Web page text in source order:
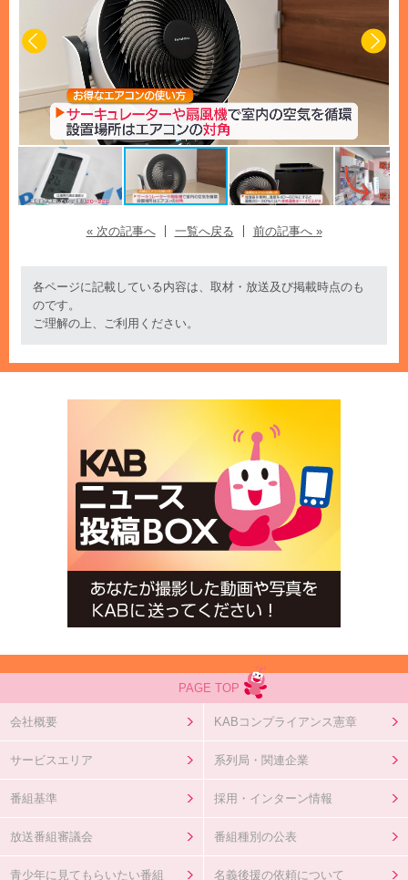
« 次の記事へ 一覧へ戻る 前の記事へ »
各ページに記載している内容は、取材・放送及び掲載時点のも
のです。
ご理解の上、ご利用ください。
PAGE TOP
会社概要 KABコンプライアンス憲章
サービスエリア 系列局・関連企業
番組基準 採用・インターン情報
放送番組審議会 番組種別の公表
青少年に見てもらいたい番組 名義後援の依頼について